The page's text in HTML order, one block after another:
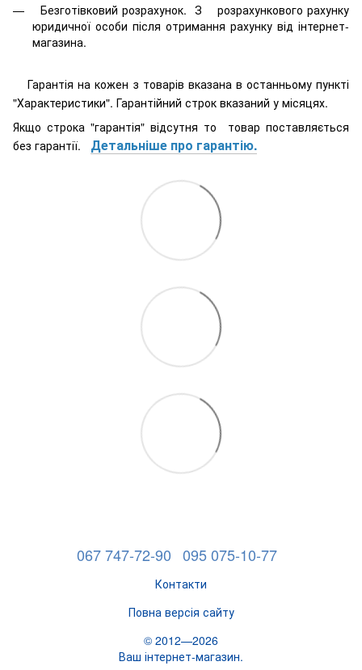
Безготівковий розрахунок. З розрахункового рахунку
юридичної особи після отримання рахунку від інтернет-
магазина.
Гарантія на кожен з товарів вказана в останньому пункті
"Характеристики". Гарантійний строк вказаний у місяцях.
Якщо строка "гарантія" відсутня то товар поставляється
без гарантії. Детальніше про гарантію.
067 747-72-90 095 075-10-77
Контакти
Повна версія сайту
© 2012—2026
Ваш інтернет-магазин.